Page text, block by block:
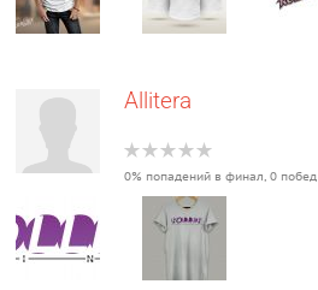
Allitera
0% попадений в финал, 0 побед